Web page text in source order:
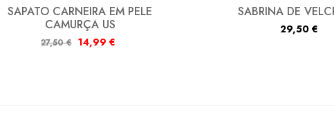
SAPATO CARNEIRA EM PELE
CAMURÇA US
27,50€ 14,99 €
SABRINA DE
29,50 €